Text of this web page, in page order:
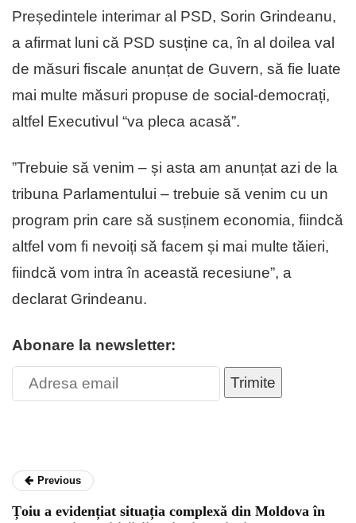
Președintele interimar al PSD, Sorin Grindeanu,
a afirmat luni că PSD susține ca, în al doilea val
de măsuri fiscale anunțat de Guvern, să fie luate
mai multe măsuri propuse de social-democrați,
altfel Executivul “va pleca acasă”.
”Trebuie să venim – și asta am anunțat azi de la
tribuna Parlamentului – trebuie să venim cu un
program prin care să susținem economia, fiindcă
altfel vom fi nevoiți să facem și mai multe tăieri,
fiindcă vom intra în această recesiune”, a
declarat Grindeanu.
Abonare la newsletter:
Trimite
Previous
Țoiu a evidențiat situația complexă din Moldova în